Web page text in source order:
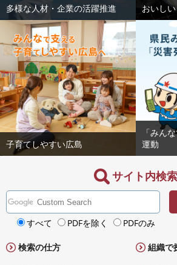
多様な人材・企業の活躍推進 おいし
子育てしやすい広島
「みん
運動
サイト内検索
G
o
l
検
対
すべて PDFを除く PDFのみ
検索の仕方 組織で